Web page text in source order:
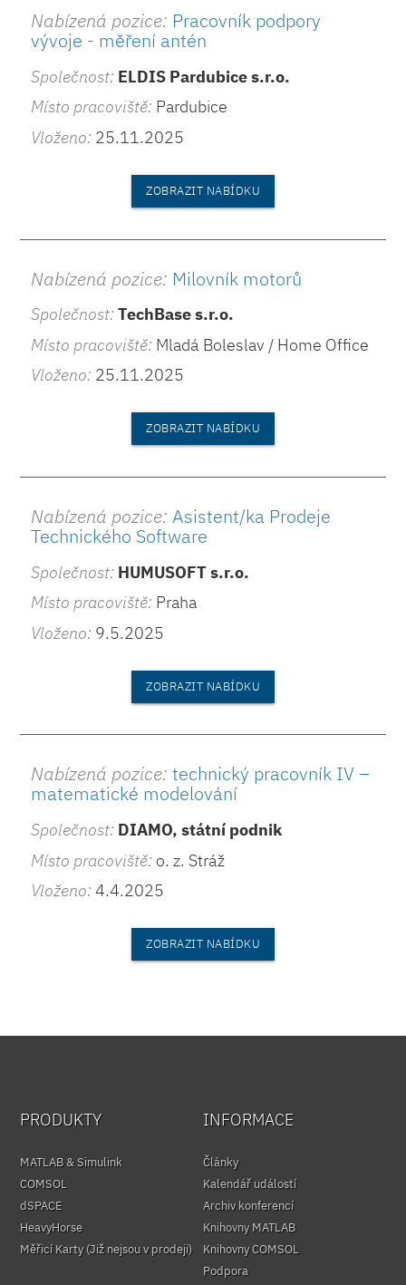
Nabízená pozice: Pracovník podpory
vývoje - měření antén
Společnost: ELDIS Pardubice s.r.o.
Místo pracoviště: Pardubice
Vloženo: 25.11.2025
ZOBRAZIT NABÍDKU
Nabízená pozice: Milovník motorů
Společnost:TechBase s.r.o.
Místo pracoviště: Mladá Boleslav / Home Office
Vloženo: 25.11.2025
ZOBRAZIT NABÍDKU
Nabízená pozice:Asistent/ka Prodeje
Technického Software
Společnost: HUMUSOFT s.r.o.
Místo pracoviště: Praha
Vloženo: 9.5.2025
ZOBRAZIT NABÍDKU
Nabízená pozice:technický pracovník IV –
matematické modelování
Společnost: DIAMO, státní podnik
Místo pracoviště: o. z. Stráž
Vloženo:4.4.2025
ZOBRAZIT NABÍDKU
PRODUKTY
MATLAB & Simulink
COMSOL
dSPACE
HeavyHorse
Měřicí Karty (Již nejsou v prodeji)
INFORMACE
Články
Kalendář událostí
Archiv konferencí
Knihovny MATLAB
Knihovny COMSOL
Podpora